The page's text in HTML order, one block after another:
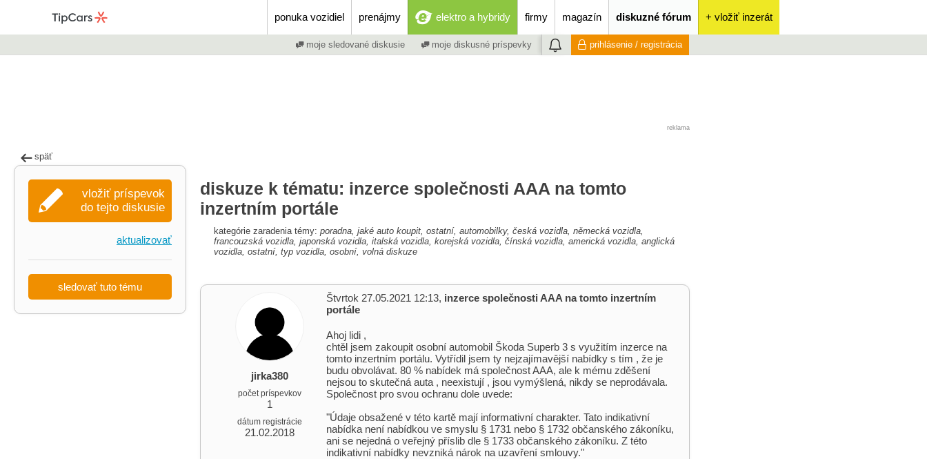
ponuka vozidiel prenájmy elektro a hybridy firmy magazín diskuzné fórum + vložiť inzerát
moje sledované diskusie moje diskusné príspevky prihlásenie / registrácia
reklama
späť
diskuze k tématu: inzerce společnosti AAA na tomto
inzertním portále
kategórie zaradenia témy: poradna, jaké auto koupit, ostatní, automobilky, česká vozidla, německá vozidla,
francouzská vozidla, japonská vozidla, italská vozidla, korejská vozidla, čínská vozidla, americká vozidla, anglická
vozidla, ostatní, typ vozidla, osobní, volná diskuze
jirka380
počet príspevkov
1
dátum registrácie
21.02.2018
Štvrtok 27.05.2021 12:13, inzerce společnosti AAA na tomto inzertním
portále
Ahoj lidi ,
chtěl jsem zakoupit osobní automobil Škoda Superb 3 s využitím inzerce na
tomto inzertním portálu. Vytřídil jsem ty nejzajímavější nabídky s tím , že je
budu obvolávat. 80 % nabídek má společnost AAA, ale k mému zděšení
nejsou to skutečná auta , neexistují , jsou vymýšlená, nikdy se neprodávala.
Společnost pro svou ochranu dole uvede:
"Údaje obsažené v této kartě mají informativní charakter. Tato indikativní
nabídka není nabídkou ve smyslu § 1731 nebo § 1732 občanského zákoníku,
ani se nejedná o veřejný příslib dle § 1733 občanského zákoníku. Z této
indikativní nabídky nevzniká nárok na uzavření smlouvy."
vložiť príspevok
do tejto diskusie
aktualizovať
sledovať tuto tému